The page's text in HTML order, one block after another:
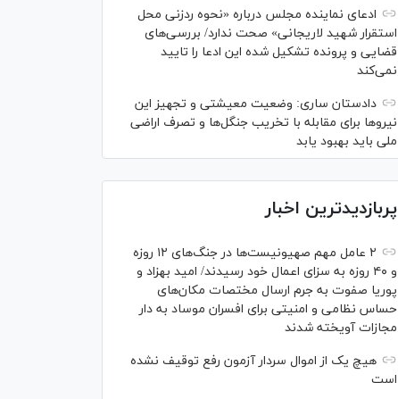
ادعای نماینده مجلس درباره «نحوه ردزنی محل
استقرار شهید لاریجانی» صحت ندارد/ بررسی‌های
قضایی و پرونده تشکیل شده این ادعا را تایید
نمی‌کند
دادستان ساری: وضعیت معیشتی و تجهیز این
نیرو‌ها برای مقابله با تخریب جنگل‌ها و تصرف اراضی
ملی باید بهبود یابد
پربازدیدترین اخبار
۲ عامل مهم صهیونیست‌ها در جنگ‌های ۱۲ روزه
و ۴۰ روزه به سزای اعمال خود رسیدند/ امید بهزاد و
پوریا صفوت به جرم ارسال مختصات مکان‌های
حساس نظامی و امنیتی برای افسران موساد به دار
مجازات آویخته شدند
هیچ یک از اموال سردار آزمون رفع توقیف نشده
است